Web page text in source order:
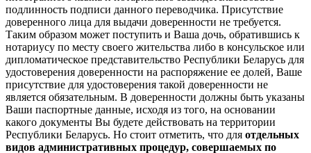
подлинность подписи данного переводчика. Присутствие
доверенного лица для выдачи доверенности не требуется.
Таким образом может поступить и Ваша дочь, обратившись к
нотариусу по месту своего жительства либо в консульское или
дипломатическое представительство Республики Беларусь для
удостоверения доверенности на распоряжение ее долей, Ваше
присутствие для удостоверения такой доверенности не
является обязательным. В доверенности должны быть указаны
Ваши паспортные данные, исходя из того, на основании
какого документы Вы будете действовать на территории
Республики Беларусь. Но стоит отметить, что для отдельных
видов административных процедур, совершаемых по